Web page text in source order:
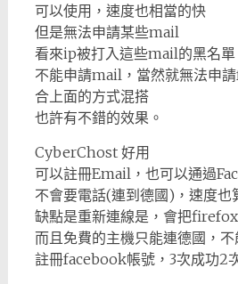
可以使用，速度也相當的快
但是無法申請某些mail
看來ip被打入這些mail的黑名單
不能申請mail，當然就無法申
合上面的方式混搭
也許有不錯的效果。
CyberChost 好用
可以註冊Email，也可以通過
不會要電話(連到德國)，速度也
缺點是重新連線是，會把
而且免費的主機只能連德國，
註冊facebook帳號，3次成功2